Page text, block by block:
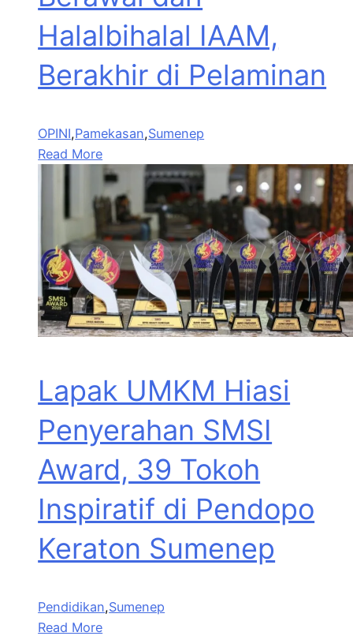
Halalbihalal IAAM,
Berakhir di Pelaminan
OPINI,Pamekasan,Sumenep
Read More
Lapak UMKM Hiasi
Penyerahan SMSI
Award, 39 Tokoh
Inspiratif di Pendopo
Keraton Sumenep
Pendidikan,Sumenep
Read More